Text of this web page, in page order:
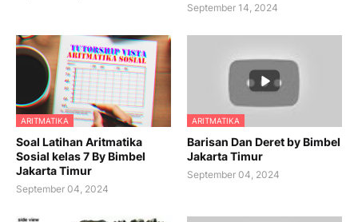
September 14, 2024
ARITMATIKA
Soal Latihan Aritmatika
Sosial kelas 7 By Bimbel
Jakarta Timur
September 04, 2024
ARITMATIKA
Barisan Dan Deret by Bimbel
Jakarta Timur
September 04, 2024